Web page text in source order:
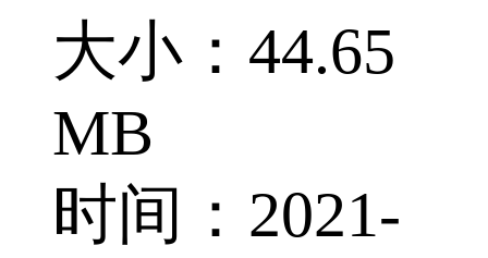
大小：44.65
MB
时间：2021-